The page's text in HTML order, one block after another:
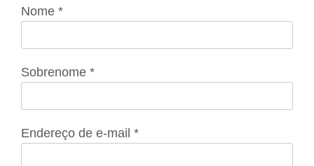
Nome *
Sobrenome *
Endereço de e-mail *